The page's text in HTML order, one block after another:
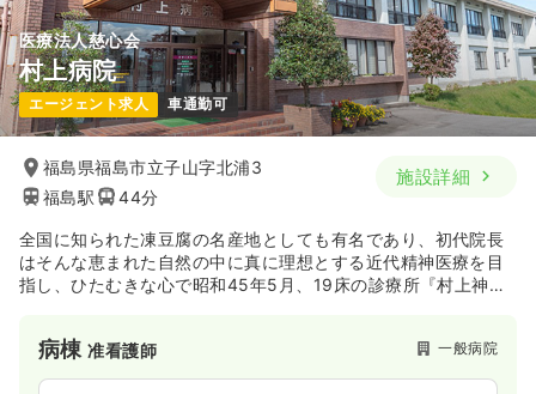
医療法人慈心会
村上病院
エージェント求人 車通勤可
福島県福島市立子山字北浦3
福島駅
44分
施設詳細
全国に知られた凍豆腐の名産地としても有名であり、初代院長
はそんな恵まれた自然の中に真に理想とする近代精神医療を目
指し、ひたむきな心で昭和45年5月、19床の診療所『村上神経
って精神医療に打ち込む熱意は脈々と息づいております。
病棟准看護師 一般病院